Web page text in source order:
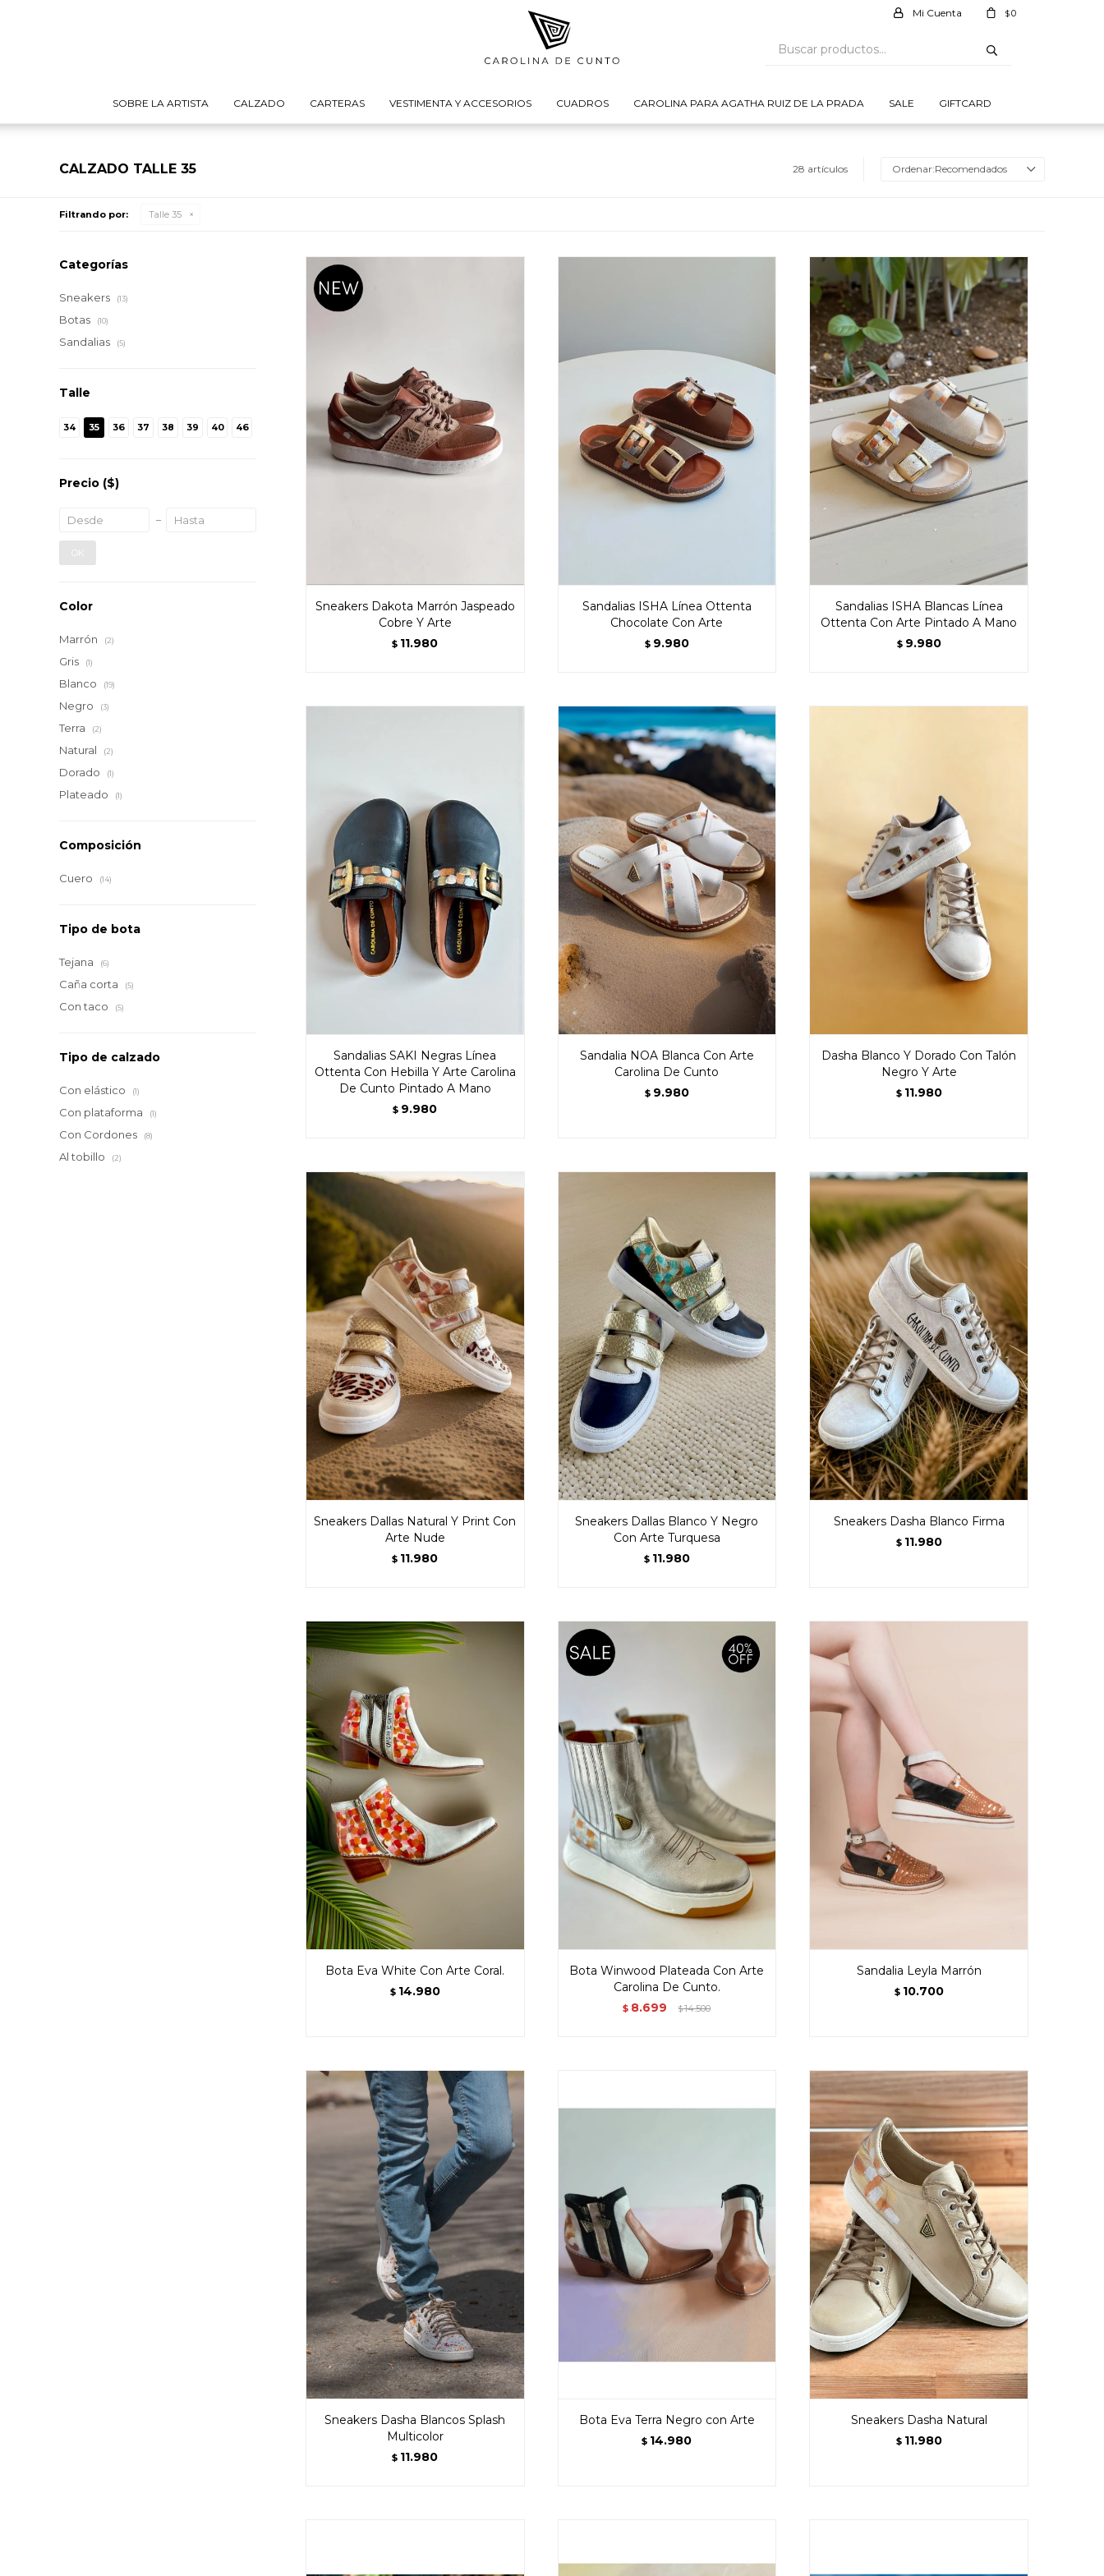
SOBRE LA ARTISTA CALZADO CARTERAS VESTIMENTA Y ACCESORIOS CUADROS CAROLINA PARA AGATHA RUIZ DE LA PRADA SALE GIFTCARD
$0
CALZADO TALLE 35 28 artículos Recomendados
Filtrando por: Talle 35
Sneakers Dakota Marrón Jaspeado
Cobre Y Arte
$ 11.980
Sandalias ISHA Línea Ottenta
Chocolate Con Arte
$ 9.980
Sandalias ISHA Blancas Línea
Ottenta Con Arte Pintado A Mano
$ 9.980
Sandalias SAKI Negras Línea
Ottenta Con Hebilla Y Arte Carolina
De Cunto Pintado A Mano
$ 9.980
Sandalia NOA Blanca Con Arte
Carolina De Cunto
$ 9.980
Dasha Blanco Y Dorado Con Talón
Negro Y Arte
$ 11.980
Sneakers Dallas Natural Y Print Con
Arte Nude
$ 11.980
Sneakers Dallas Blanco Y Negro
Con Arte Turquesa
$ 11.980
Sneakers Dasha Blanco Firma
$ 11.980
Bota Eva White Con Arte Coral.
$ 14.980
Bota Winwood Plateada Con Arte
Carolina De Cunto.
$ 8.699 $14.500
Sandalia Leyla Marrón
$ 10.700
Sneakers Dasha Blancos Splash
Multicolor
$ 11.980
Bota Eva Terra Negro con Arte
$ 14.980
Sneakers Dasha Natural
$ 11.980
Categorías
Sneakers (13)
Botas (10)
Sandalias (5)
Talle
34 35 36 37 38 39 40 46
Precio ($)
OK
Color
Marrón (2)
Gris (1)
Blanco (19)
Negro (3)
Terra (2)
Natural (2)
Dorado (1)
Plateado (1)
Composición
Cuero (14)
Tipo de bota
Tejana (6)
Caña corta (5)
Con taco (5)
Tipo de calzado
Con elástico (1)
Con plataforma (1)
Con Cordones (8)
Al tobillo (2)